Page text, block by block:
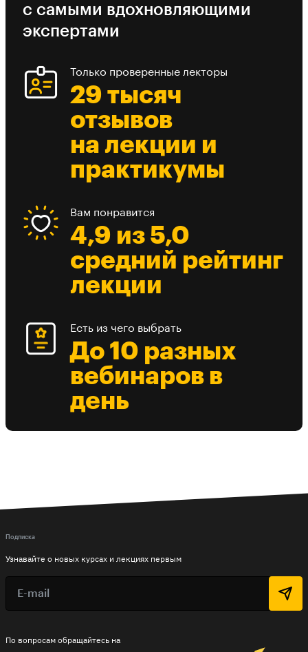
с самыми вдохновляющими
экспертами
Только проверенные лекторы
29 тысяч
отзывов
на лекции и
практикумы
Вам понравится
4,9 из 5,0
средний рейтинг
лекции
Есть из чего выбрать
До 10 разных
вебинаров в
день
По вопросам обращайтесь на
Подписка
Узнавайте о новых курсах и лекциях первым